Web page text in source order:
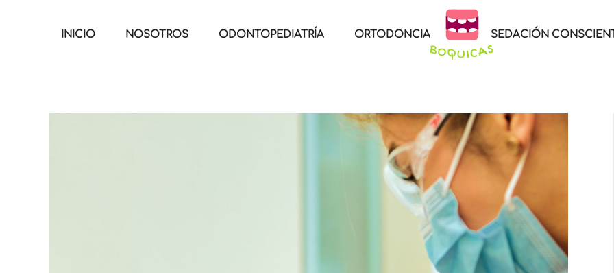
INICIO NOSOTROS ODONTOPEDIATRÍA ORTODONCIA SEDACIÓN